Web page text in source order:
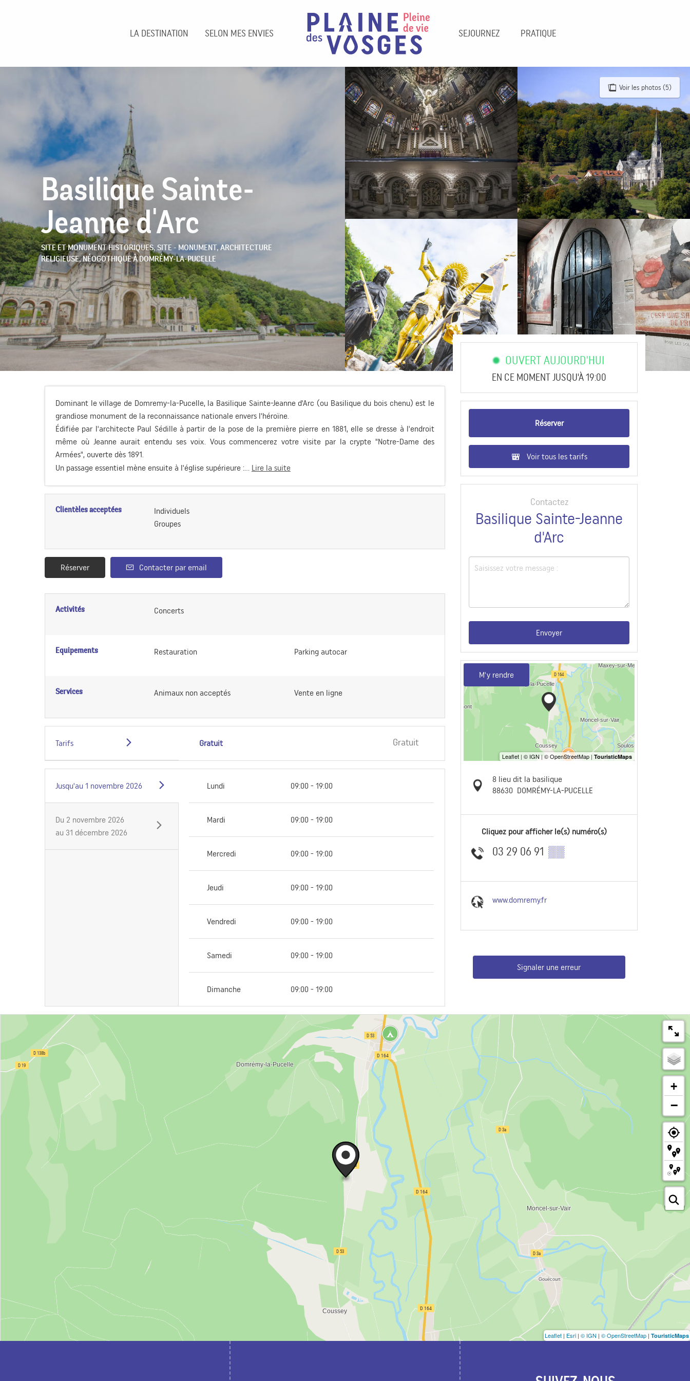
LA DESTINATION SELON MES ENVIES SEJOURNEZ PRATIQUE
Voir les photos (5)
Basilique Sainte-
Jeanne d'Arc
SITE ET MONUMENT HISTORIQUES,SITE - MONUMENT, ARCHITECTURE
RELIGIEUSE,NÉOGOTHIQUEÀ DOMRÉMY-LA-PUCELLE
Dominant le village de Domremy-la-Pucelle, la Basilique Sainte-Jeanne d'Arc (ou Basilique du bois chenu) est le
grandiose monument de la reconnaissance nationale envers l'héroïne.
Édifiée par l'architecte Paul Sédille à partir de la pose de la première pierre en 1881, elle se dresse à l'endroit
même où Jeanne aurait entendu ses voix. Vous commencerez votre visite par la crypte "Notre-Dame des
Armées", ouverte dès 1891.
Un passage essentiel mène ensuite à l'église supérieure :... Lire la suite
Clientèles acceptées
Individuels
Groupes
Réserver Contacter par email
Activités Concerts
Equipements Restauration Parking autocar
Services Animaux non acceptés Vente en ligne
Tarifs Gratuit Gratuit
Jusqu'au 1 novembre 2026
Du 2 novembre 2026
au 31 décembre 2026
Lundi 09:00 - 19:00
Mardi 09:00 - 19:00
Mercredi 09:00 - 19:00
Jeudi 09:00 - 19:00
Vendredi 09:00 - 19:00
Samedi 09:00 - 19:00
Dimanche 09:00 - 19:00
OUVERT AUJOURD'HUI
EN CE MOMENT JUSQU'À 19:00
Réserver
Voir tous les tarifs
Contactez
Basilique Sainte-Jeanne
d'Arc
Envoyer
M'y rendre
8 lieu dit la basilique
88630 DOMRÉMY-LA-PUCELLE
Cliquez pour afficher le(s) numéro(s)
03 29 06 91 ▒▒
www.domremy.fr
Signaler une erreur
+
−
Leaflet | Esri | © IGN | © OpenStreetMap | TouristicMaps